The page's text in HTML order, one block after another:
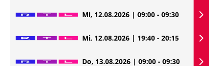
Mi, 12.08.2026 | 09:00 - 09:30
Mi, 12.08.2026 | 19:40 - 20:15
Do, 13.08.2026 | 09:00 - 09:30